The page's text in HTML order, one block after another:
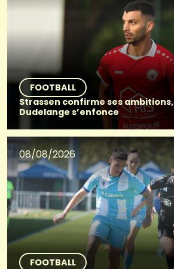
FOOTBALL
Strassen confirme ses ambitions,
Dudelange s’enfonce
08/08/2026
FOOTBALL